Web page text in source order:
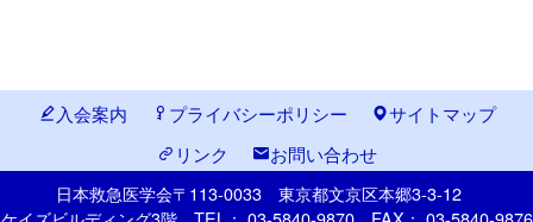
入会案内 プライバシーポリシー
サイトマップ
リンク
お問い合わせ
日本救急医学会〒113-0033 東京都文京区本郷3-3-12